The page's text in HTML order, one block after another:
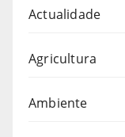
Actualidade
Agricultura
Ambiente